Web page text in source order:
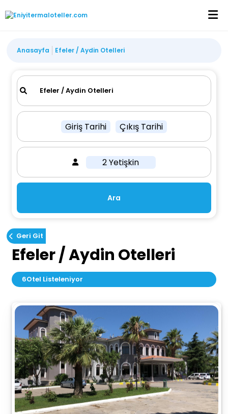
Anasayfa Efeler / Aydin Otelleri
Giriş Tarihi Çıkış Tarihi
2 Yetişkin
Ara
Geri Git
Efeler / Aydin Otelleri
6Otel Listeleniyor